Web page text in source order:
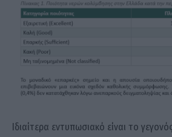
Ιδιαίτερα εντυπωσιακό είναι το